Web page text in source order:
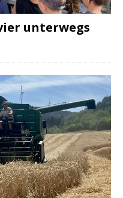
unterwegs